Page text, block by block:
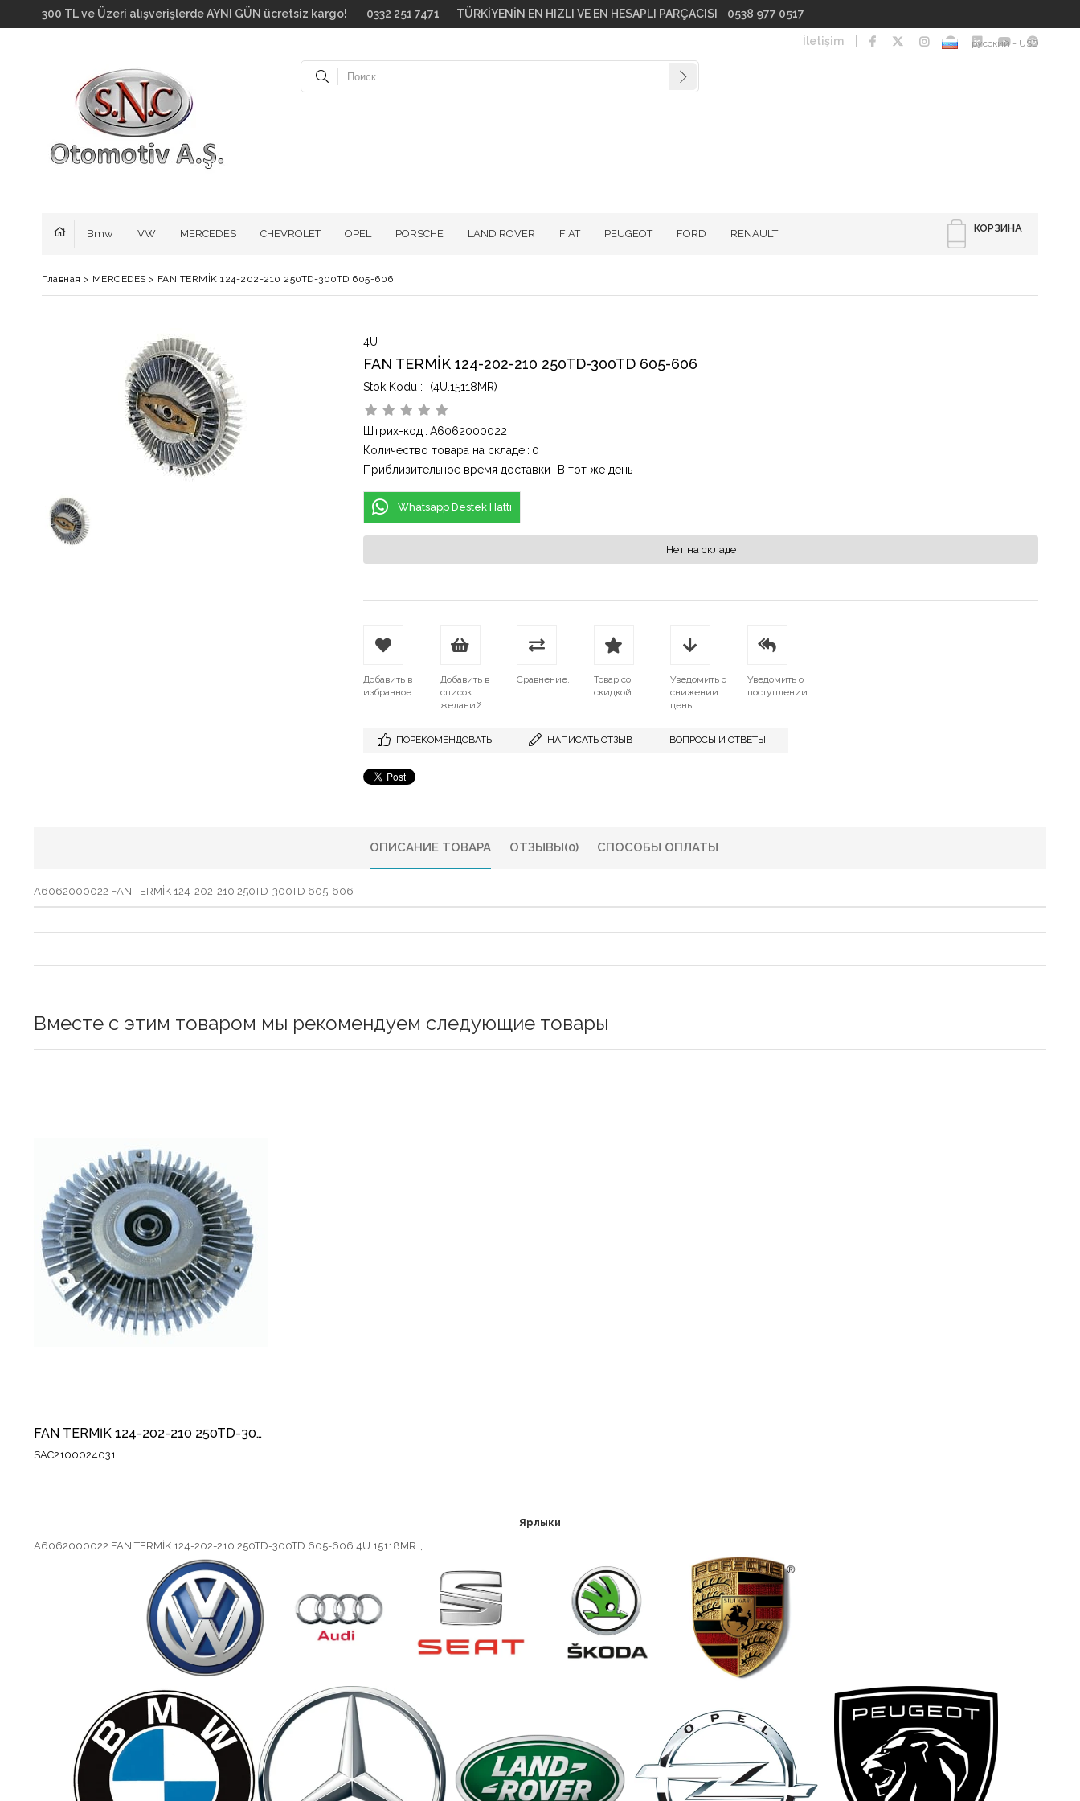
300 TL ve Üzeri alışverişlerde AYNI GÜN ücretsiz kargo! 0332 251 7471 TÜRKİYENİN EN HIZLI VE EN HESAPLI PARÇACISI 0538 977 0517
İletişim русский - USD
КОРЗИНА
Bmw VW MERCEDES CHEVROLET OPEL PORSCHE LAND ROVER FIAT PEUGEOT FORD RENAULT
Главная > MERCEDES > FAN TERMİK 124-202-210 250TD-300TD 605-606
4U
FAN TERMİK 124-202-210 250TD-300TD 605-606
(4U.15118MR)
Штрих-код : A6062000022
Количество товара на складе : 0
Приблизительное время доставки : В тот же день
Whatsapp Destek Hattı
Нет на складе
Добавить в
избранное
Добавить в
список
желаний
Сравнение.
Товар со
скидкой
Уведомить о
снижении
цены
Уведомить о
поступлении
ПОРЕКОМЕНДОВАТЬ НАПИСАТЬ ОТЗЫВ ВОПРОСЫ И ОТВЕТЫ
ОПИСАНИЕ ТОВАРА ОТЗЫВЫ(0) СПОСОБЫ ОПЛАТЫ
A6062000022 FAN TERMİK 124-202-210 250TD-300TD 605-606
Вместе с этим товаром мы рекомендуем следующие товары
FAN TERMİK 124-202-210 250TD-300TD 605-606
SAC2100024031
Ярлыки
A6062000022 FAN TERMİK 124-202-210 250TD-300TD 605-606 4U.15118MR